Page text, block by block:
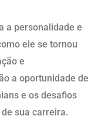
a personalidade e
ele se tornou
e
a oportunidade de
e os desafios
sua carreira.